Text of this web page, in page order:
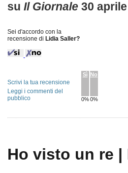
su Il Giornale30 aprile
Sei d'accordo con la
recensione di Lidia Saller?
Sì
0%
No
0%
Scrivi la tua recensione
Leggi i commenti del
pubblico
Ho visto un re |